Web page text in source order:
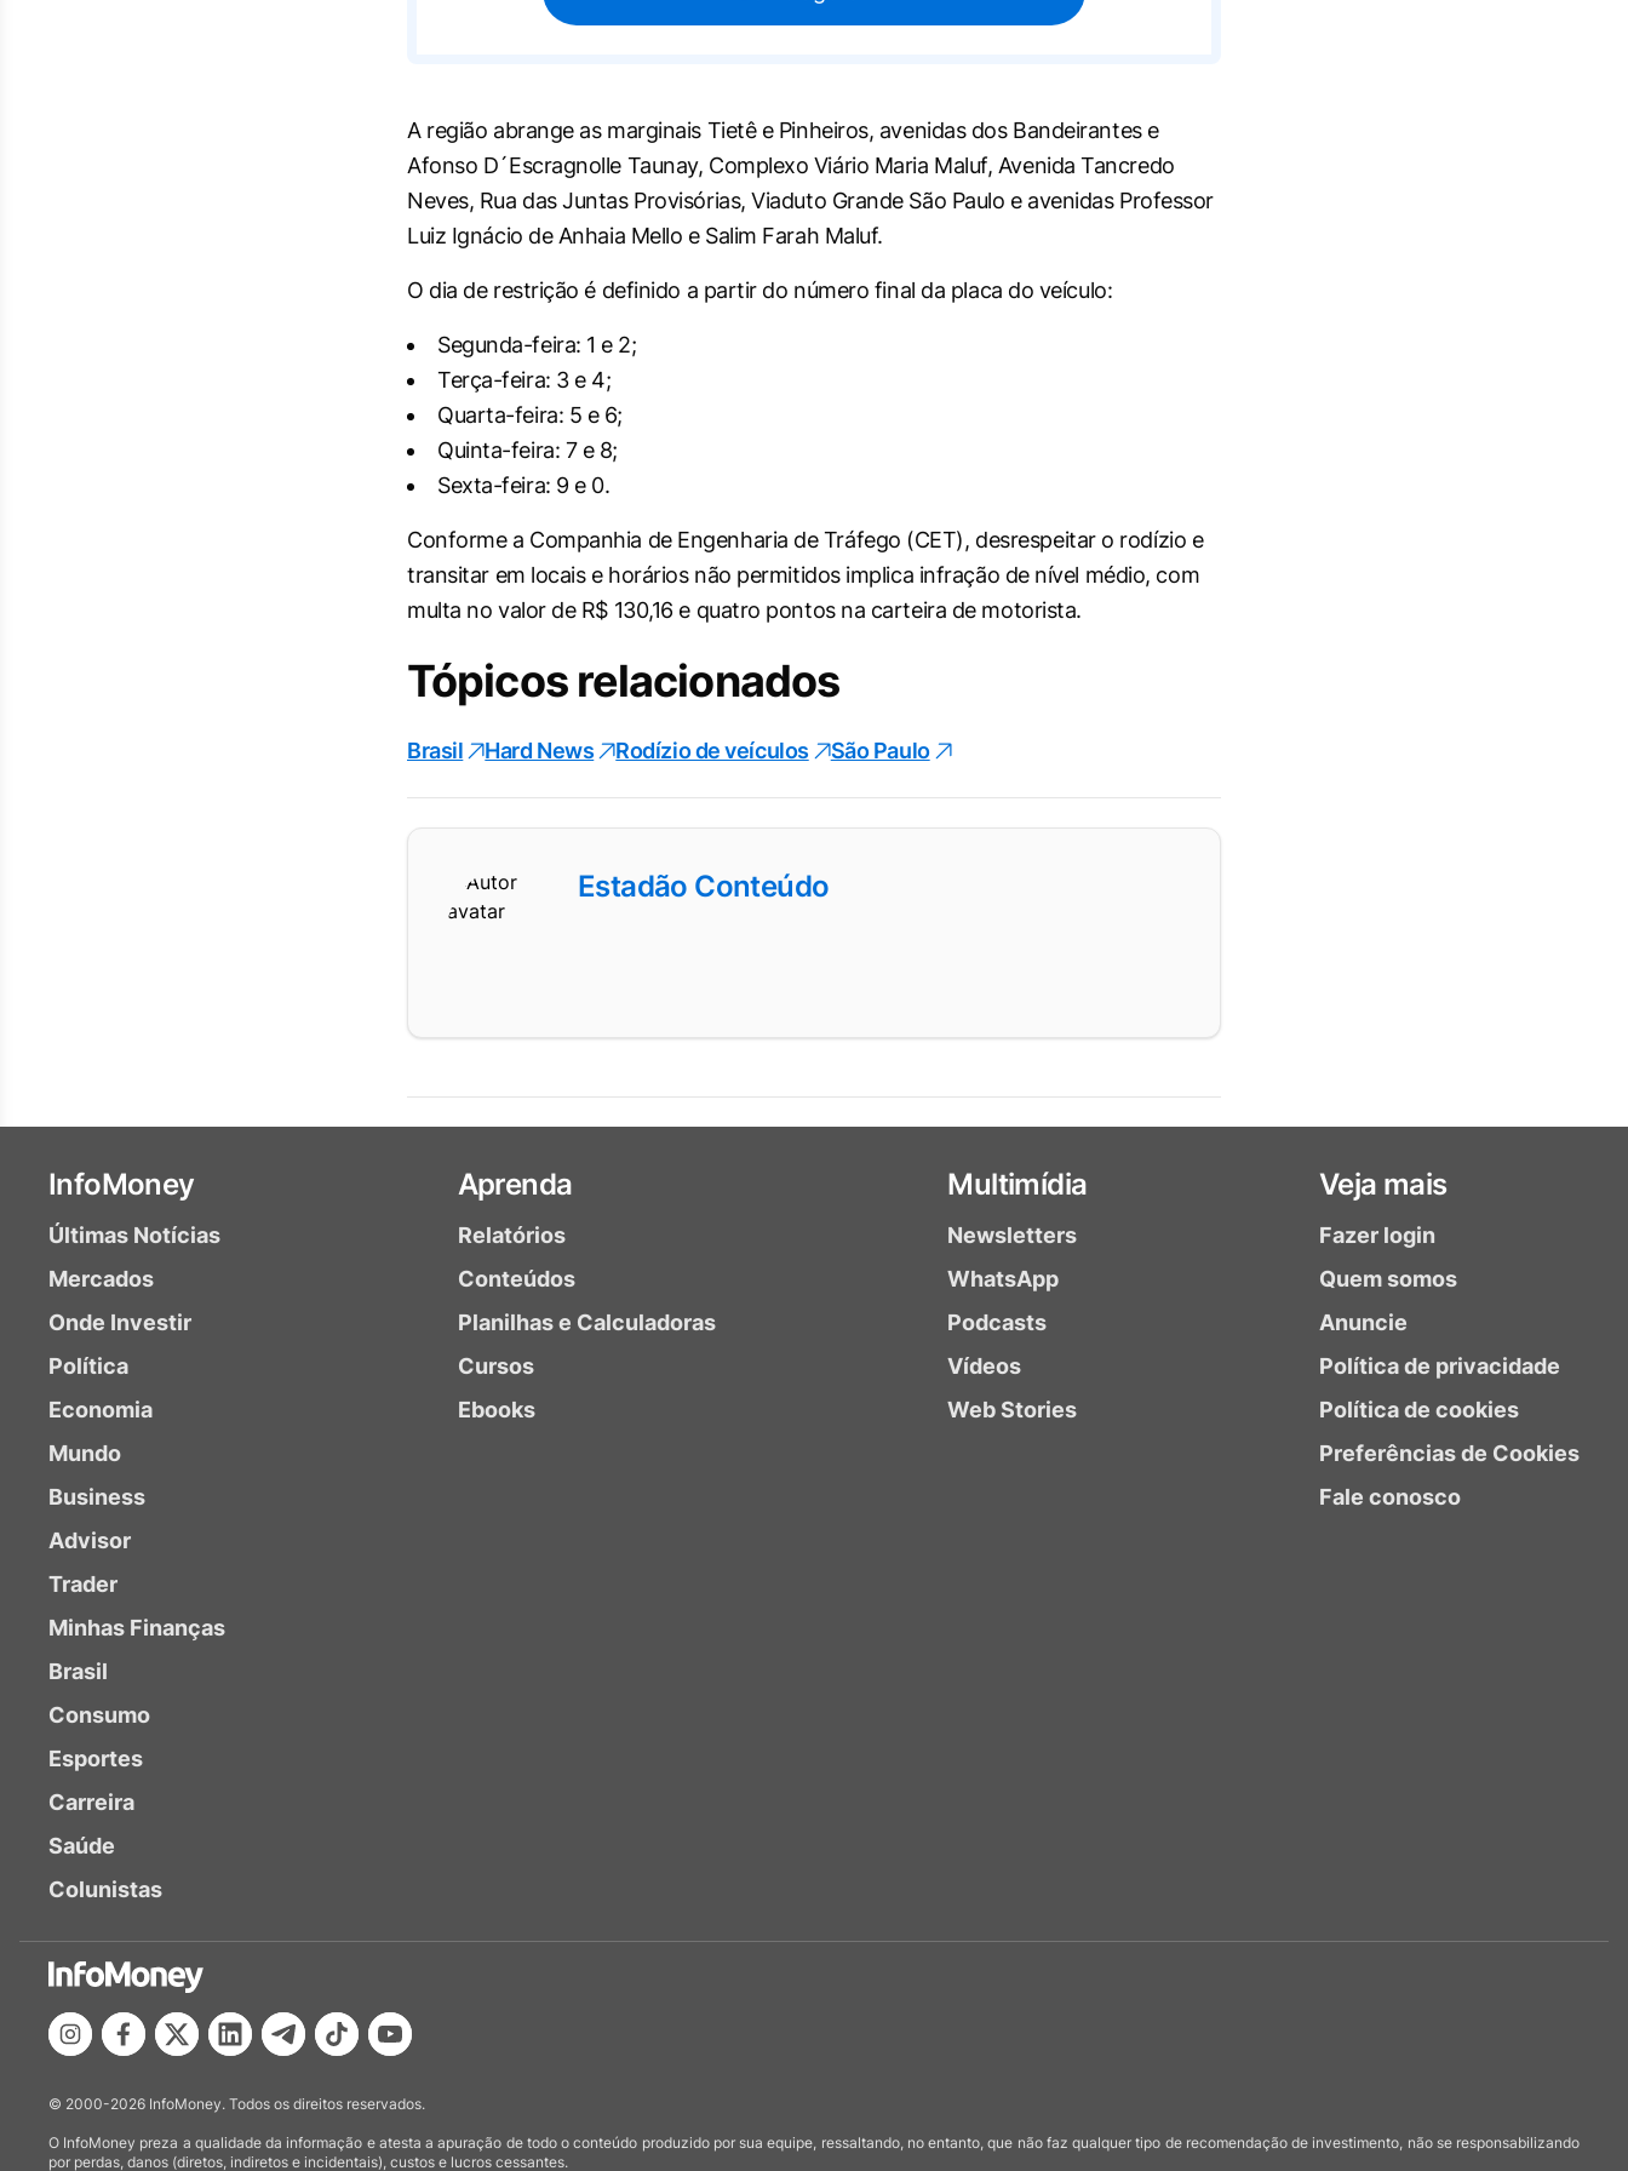
A região abrange as marginais Tietê e Pinheiros, avenidas dos Bandeirantes e
Afonso D´Escragnolle Taunay, Complexo Viário Maria Maluf, Avenida Tancredo
Neves, Rua das Juntas Provisórias, Viaduto Grande São Paulo e avenidas Professor
Luiz Ignácio de Anhaia Mello e Salim Farah Maluf.
O dia de restrição é definido a partir do número final da placa do veículo:
Segunda-feira: 1 e 2;
Terça-feira: 3 e 4;
Quarta-feira: 5 e 6;
Quinta-feira: 7 e 8;
Sexta-feira: 9 e 0.
Conforme a Companhia de Engenharia de Tráfego (CET), desrespeitar o rodízio e
transitar em locais e horários não permitidos implica infração de nível médio, com
multa no valor de R$ 130,16 e quatro pontos na carteira de motorista.
Tópicos relacionados
Brasil Hard News Rodízio de veículos São Paulo
Estadão Conteúdo
InfoMoney
Últimas Notícias
Mercados
Onde Investir
Política
Economia
Mundo
Business
Advisor
Trader
Minhas Finanças
Brasil
Consumo
Esportes
Carreira
Saúde
Colunistas
Aprenda
Relatórios
Conteúdos
Planilhas e Calculadoras
Cursos
Ebooks
Multimídia
Newsletters
WhatsApp
Podcasts
Vídeos
Web Stories
Veja mais
Fazer login
Quem somos
Anuncie
Política de privacidade
Política de cookies
Preferências de Cookies
Fale conosco
© 2000-2026 InfoMoney. Todos os direitos reservados.
O InfoMoney preza a qualidade da informação e atesta a apuração de todo o conteúdo produzido por sua equipe, ressaltando, no entanto, que não faz qualquer tipo de recomendação de investimento, não se responsabilizando
por perdas, danos (diretos, indiretos e incidentais), custos e lucros cessantes.